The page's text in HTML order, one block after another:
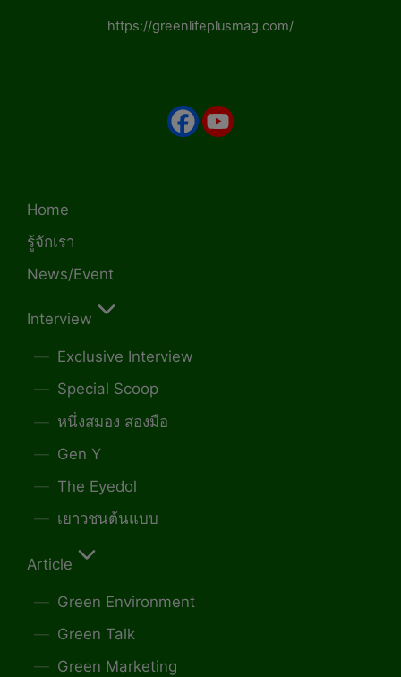
https://greenlifeplusmag.com/
Home
รู้จักเรา
News/Event
Interview
Exclusive Interview
Special Scoop
หนึ่งสมอง สองมือ
Gen Y
The Eyedol
เยาวชนต้นแบบ
Article
Green Environment
Green Talk
Green Marketing